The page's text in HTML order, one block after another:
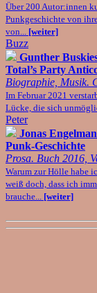
Über 200 Autor:innen
Punkgeschichte von
von... [weiter]
Buzz
Gunther
Total’s Party
Biographie, Musik.
Im Februar 2021
Lücke, die sich
Peter
Jonas
Punk-Geschichte
Prosa. Buch 2016,
Warum zur Hölle habe
weiß doch, dass ich
brauche... [weiter]